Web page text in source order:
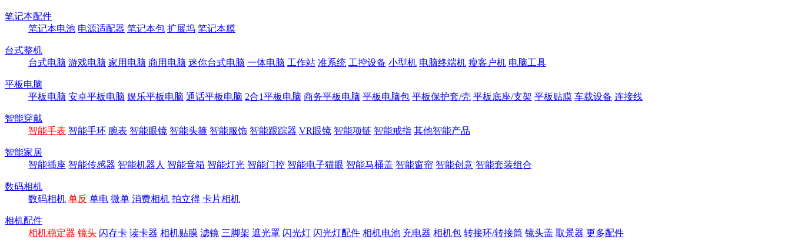
笔记本配件
笔记本电池 电源适配器 笔记本包 扩展坞 笔记本膜
台式整机
台式电脑 游戏电脑 家用电脑 商用电脑 迷你台式电脑 一体电脑 工作站 准系统 工控设备 小型机 电脑终端机 瘦客户机 电脑工具
平板电脑
平板电脑 安卓平板电脑 娱乐平板电脑 通话平板电脑 2合1平板电脑 商务平板电脑 平板电脑包 平板保护套/壳 平板底座/支架 平板贴膜 车载设备 连接线
智能穿戴
智能手表 智能手环 腕表 智能眼镜 智能头箍 智能服饰 智能跟踪器 VR眼镜 智能项链 智能戒指 其他智能产品
智能家居
智能插座 智能传感器 智能机器人 智能音箱 智能灯光 智能门控 智能电子猫眼 智能马桶盖 智能窗帘 智能创意 智能套装组合
数码相机
数码相机 单反 单电 微单 消费相机 拍立得 卡片相机
相机配件
相机稳定器 镜头 闪存卡 读卡器 相机贴膜 滤镜 三脚架 遮光罩 闪光灯 闪光灯配件 相机电池 充电器 相机包 转接环/转接筒 镜头盖 取景器 更多配件